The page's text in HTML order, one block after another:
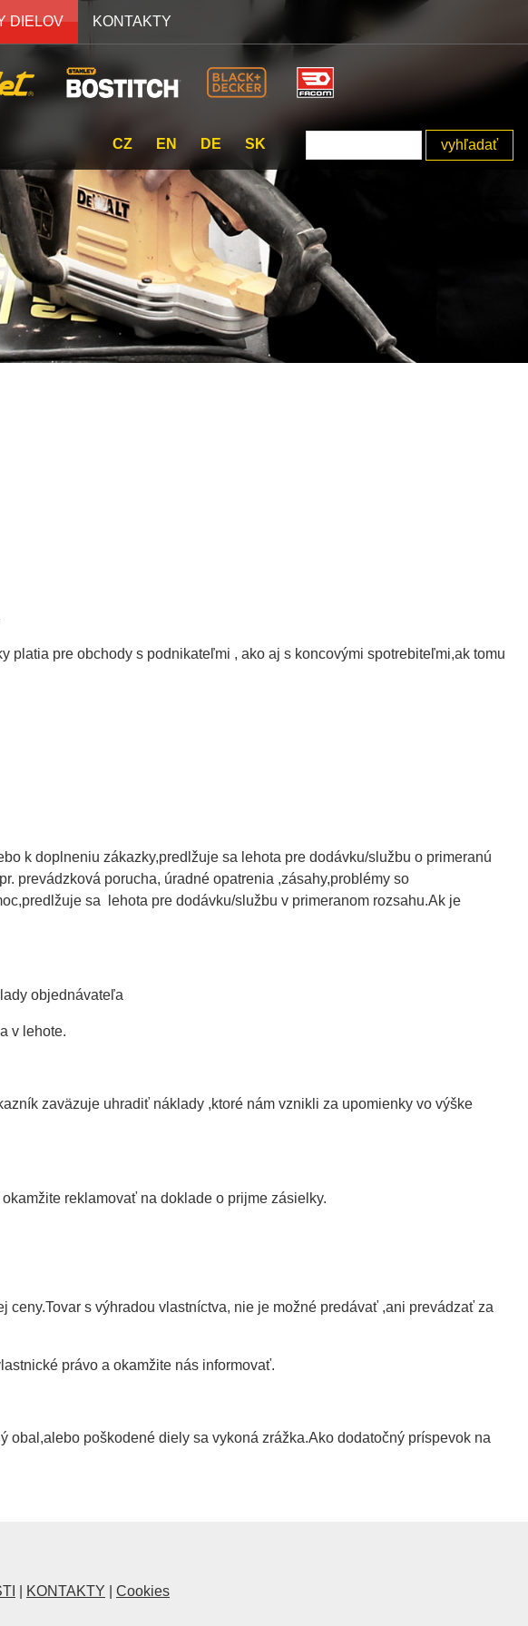
DIELOV KONTAKTY
CZ EN DE SK
pre obchody s podnikateľmi , ako aj s koncovými spotrebiteľmi,ak tomu
k doplneniu zákazky,predlžuje sa lehota pre dodávku/službu o primeranú
prevádzková porucha, úradné opatrenia ,zásahy,problémy so
sa lehota pre dodávku/službu v primeranom rozsahu.Ak je
objednávateľa
v lehote.
zaväzuje uhradiť náklady ,ktoré nám vznikli za upomienky vo výške
reklamovať na doklade o prijme zásielky.
s výhradou vlastníctva, nie je možné predávať ,ani prevádzať za
právo a okamžite nás informovať.
poškodené diely sa vykoná zrážka.Ako dodatočný príspevok na
KONTAKTY Cookies